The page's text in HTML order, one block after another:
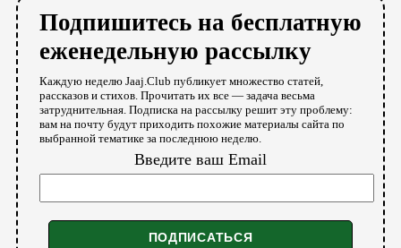
Подпишитесь на бесплатную
еженедельную рассылку
Каждую неделю Jaaj.Club публикует множество статей,
рассказов и стихов. Прочитать их все — задача весьма
затруднительная. Подписка на рассылку решит эту проблему:
вам на почту будут приходить похожие материалы сайта по
выбранной тематике за последнюю неделю.
Введите ваш Email